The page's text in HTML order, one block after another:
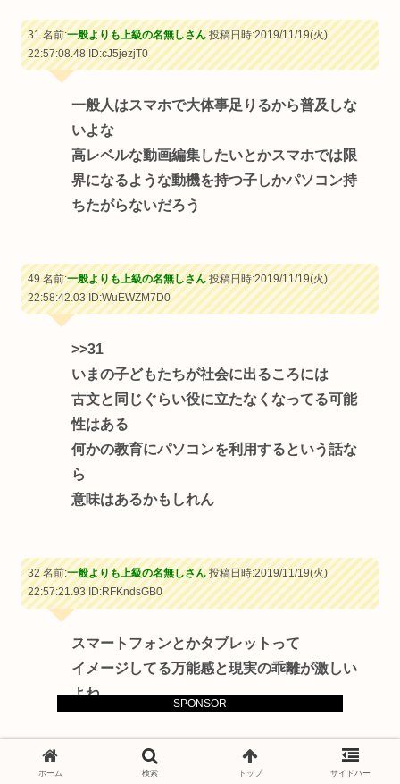
SPONSOR
31 名前:一般よりも上級の名無しさん投稿日時:2019/11/19(火)
22:57:08.48ID:cJ5jezjT0
一般人はスマホで大体事足りるから普及しな
いよな
高レベルな動画編集したいとかスマホでは限
界になるような動機を持つ子しかパソコン持
ちたがらないだろう
49 名前:一般よりも上級の名無しさん投稿日時:2019/11/19(火)
22:58:42.03ID:WuEWZM7D0
>>31
いまの子どもたちが社会に出るころには
古文と同じぐらい役に立たなくなってる可能
性はある
何かの教育にパソコンを利用するという話な
ら
意味はあるかもしれん
32 名前:一般よりも上級の名無しさん投稿日時:2019/11/19(火)
22:57:21.93ID:RFKndsGB0
スマートフォンとかタブレットって
イメージしてる万能感と現実の乖離が激しい
よね
44 名前: 一般よりも上級の名無しさん
投稿日時:2019/11/19(火)
ホーム 検索 トップ サイドバー